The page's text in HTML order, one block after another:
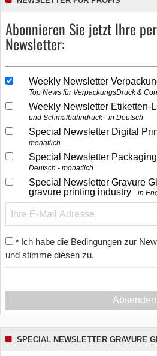
Abonnieren Sie jetzt Ihre
Newsletter:
Weekly Newsletter
Top News für VerpackungsDruck &
Weekly Newsletter Etiketten-
und Schmalbahndruck - in Deutsch
Special Newsletter Digital
monatlich
Special Newsletter
Deutsch - monatlich
Special Newsletter Gravure
gravure printing industry
in
* Ich habe die Bedingungen zur
und stimme diesen zu.
Absenden
SPECIAL NEWSLETTER GRAVURE